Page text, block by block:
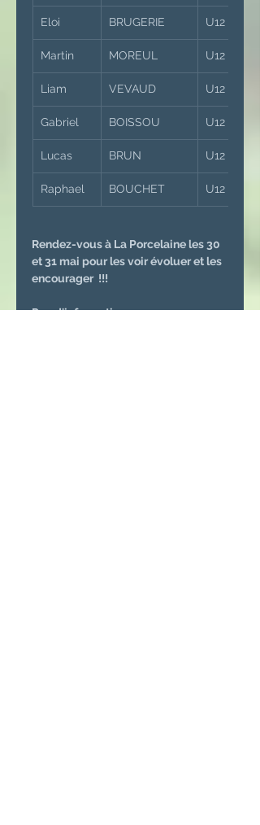
Eloi BRUGERIE U12
Martin MOREUL U12
Liam VEVAUD U12
Gabriel BOISSOU U12
Lucas BRUN U12
Raphael BOUCHET U12
Rendez-vous à La Porcelaine les 30
et 31 mai pour les voir évoluer et les
encourager  !!!
Pus d'informations